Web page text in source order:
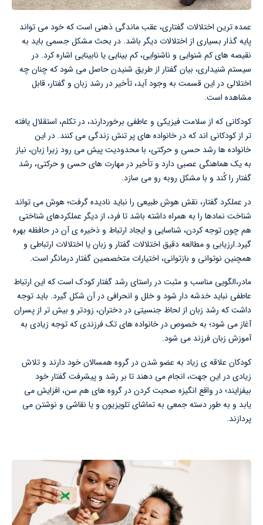
عمده ترین اختلالات گفتاری، عقب ماندگی ذهنی است که خود می تواند
پایه گذار بسیاری از اختلالات دیگر باشد. در بحث مشکل جسمی باید به
نقیصه های کم شنوایی و ناشنوایی، کم بینایی یا نابینایی اشاره کرد. در
سیستم شنیداری، بیان گفتار از طریق شنیدن حاصل می شود که چنان چه
اختلالی در این قسمت به وجود آید، تأخیر در رشد زبان و گفتار، قابل
مشاهده است.
کودکانی که از سلامت فیزیکی و عاطفی برخوردارند، در تکلم، استقلال یافته
تر از کودکانی اند که در خانواده های پر تنش زندگی می کنند. در این
خانواده ها رشد حسی و حرکتی، با محدودیت پیش می رود زیرا زبان، نیاز
به یک هماهنگی عصبی دارد و تأخیر در مهارت های حسی و حرکتی، رشد
گفتار را کُند و با مشکل روبه رو می سازد.
در عملکرد گفتار، نقش هوش طبیعی را نباید نادیده گرفت؛ هوش می تواند
شناخت نمادها را به همراه داشته باشد تا فرد، از دیگر عملکردهای شناختی
هم چون توجه کردن، شناسایی و ایجاد ارتباط و ذخیره ی آن در حافظه بهره
گیرد.ارزیابی و مطالعه دقیق اختلالات گفتار و زبان یا اختلالات ارتباطی و
همچنین نوتوانی و بازتوانی، اختیارات متخصصین گفتار درمانگر است.
مادر،الگویی مناسب و مثبت در راستای رشد گفتار کودک است که این ارتباط
عاطفی نباید خدشه دار شود و خلل و انحرافی در آن شکل گیرد. باید توجه
داشت که رشد زبان از لحاظ جنسیتی در دختران، زودتر و بیش تر از پسران
آغاز می شود؛ به خصوص در خانواده های تک فرزندی که توجه زیادی به
آموزش زبان فرزند می شود.
کودکان علاقه ی زیاد به عضو شدن در گروه همسالان خود دارند و تلاش
زیادی در این جهت، انجام می دهند تا بر رشد و پیشرفت گفتار خود
بیفزایند؛ در واقع انگیزه صحبت کردن در گروه های هم سن، افزایش می
یابد و به طور دسته جمعی به تماشای تلویزیون و یا نقاشی و نوشتن می
پردازند.